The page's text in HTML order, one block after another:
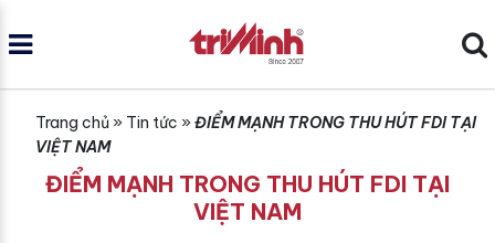
Trang chủ» Tin tức » ĐIỂM MẠNH TRONG THU HÚT FDI TẠI
VIỆT NAM
ĐIỂM MẠNH TRONG THU HÚT FDI TẠI
VIỆT NAM